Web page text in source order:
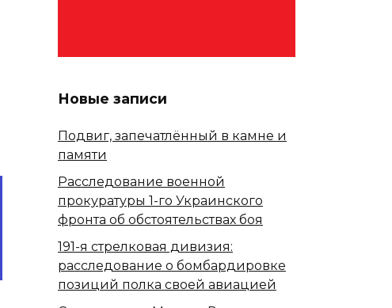
Новые записи
Подвиг, запечатлённый в камне и
памяти
Расследование военной
прокуратуры 1-го Украинского
фронта об обстоятельствах боя
191-я стрелковая дивизия:
расследование о бомбардировке
позиций полка своей авиацией